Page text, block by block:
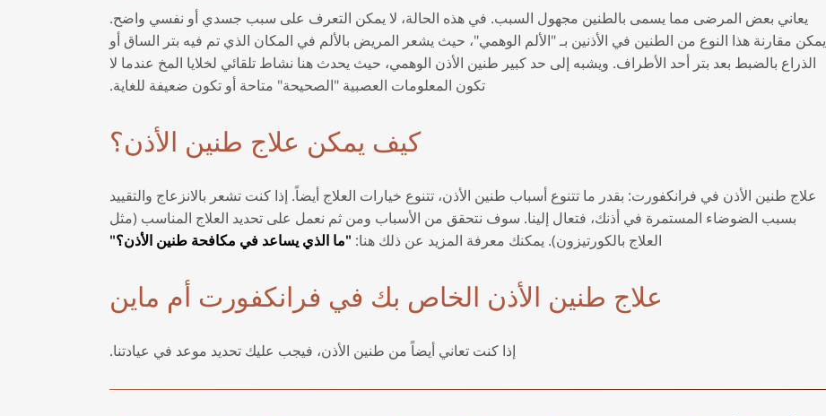
يعاني بعض المرضى مما يسمى بالطنين مجهول السبب. في هذه الحالة، لا يمكن التعرف على سبب جسدي أو نفسي واضح.
يمكن مقارنة هذا النوع من الطنين في الأذنين بـ "الألم الوهمي"، حيث يشعر المريض بالألم في المكان الذي تم فيه بتر الساق أو
الذراع بالضبط بعد بتر أحد الأطراف. ويشبه إلى حد كبير طنين الأذن الوهمي، حيث يحدث هنا نشاط تلقائي لخلايا المخ عندما لا
تكون المعلومات العصبية "الصحيحة" متاحة أو تكون ضعيفة للغاية.
كيف يمكن علاج طنين الأذن؟
علاج طنين الأذن في فرانكفورت: بقدر ما تتنوع أسباب طنين الأذن، تتنوع خيارات العلاج أيضاً. إذا كنت تشعر بالانزعاج والتقييد
بسبب الضوضاء المستمرة في أذنك، فتعال إلينا. سوف نتحقق من الأسباب ومن ثم نعمل على تحديد العلاج المناسب (مثل
العلاج بالكورتيزون). يمكنك معرفة المزيد عن ذلك هنا: "ما الذي يساعد في مكافحة طنين الأذن؟"
علاج طنين الأذن الخاص بك في فرانكفورت أم ماين
إذا كنت تعاني أيضاً من طنين الأذن، فيجب عليك تحديد موعد في عيادتنا.